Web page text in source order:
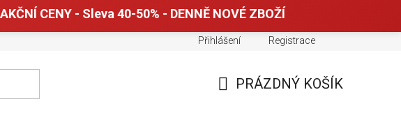
CENY - Sleva 40-50% - DENNĚ NOVÉ ZBOŽÍ
vrácení zboží Tabulky velikostí
Přihlášení Registrace
PRÁZDNÝ KOŠÍK